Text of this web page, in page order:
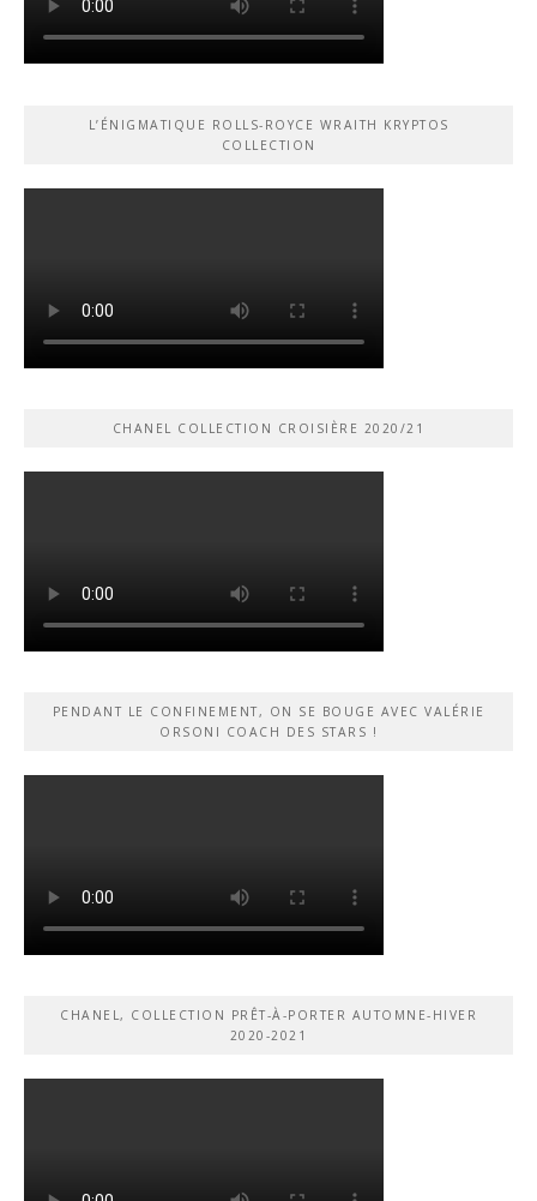
L’ÉNIGMATIQUE ROLLS-ROYCE WRAITH KRYPTOS
COLLECTION
CHANEL COLLECTION CROISIÈRE 2020/21
PENDANT LE CONFINEMENT, ON SE BOUGE AVEC VALÉRIE
ORSONI COACH DES STARS !
CHANEL, COLLECTION PRÊT-À-PORTER AUTOMNE-HIVER
2020-2021